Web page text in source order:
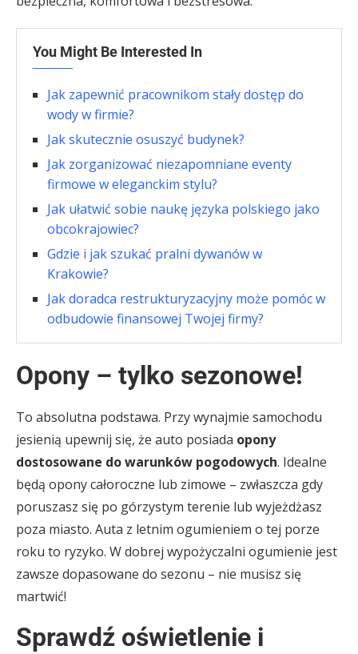
You Might Be Interested In
Jak zapewnić pracownikom stały dostęp do
wody w firmie?
Jak skutecznie osuszyć budynek?
Jak zorganizować niezapomniane eventy
firmowe w eleganckim stylu?
Jak ułatwić sobie naukę języka polskiego jako
obcokrajowiec?
Gdzie i jak szukać pralni dywanów w
Krakowie?
Jak doradca restrukturyzacyjny może pomóc w
odbudowie finansowej Twojej firmy?
Opony – tylko sezonowe!
To absolutna podstawa. Przy wynajmie samochodu
jesienią upewnij się, że auto posiada opony
dostosowane do warunków pogodowych. Idealne
będą opony całoroczne lub zimowe – zwłaszcza gdy
poruszasz się po górzystym terenie lub wyjeżdżasz
poza miasto. Auta z letnim ogumieniem o tej porze
roku to ryzyko. W dobrej wypożyczalni ogumienie jest
zawsze dopasowane do sezonu – nie musisz się
martwić!
Sprawdź oświetlenie i